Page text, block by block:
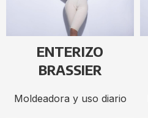
ENTERIZO
BRASSIER
Moldeadora y uso diario